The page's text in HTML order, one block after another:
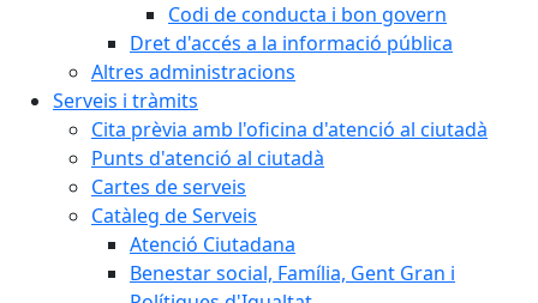
Codi de conducta i bon govern
Dret d'accés a la informació pública
Altres administracions
Serveis i tràmits
Cita prèvia amb l'oficina d'atenció al ciutadà
Punts d'atenció al ciutadà
Cartes de serveis
Catàleg de Serveis
Atenció Ciutadana
Benestar social, Família, Gent Gran i